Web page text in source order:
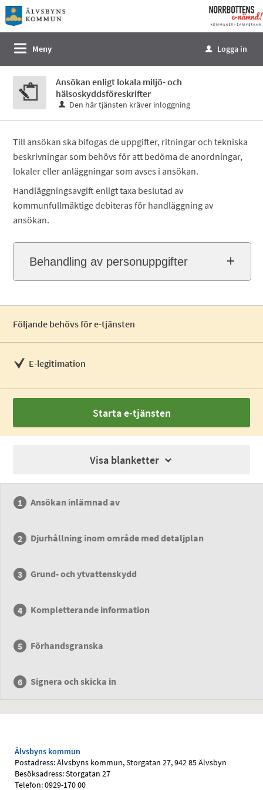
Välkommen
till
tjänster
Norrbottens
enämnd
Meny u Logga in
Ansökan enligt lokala miljö- och
hälsoskyddsföreskrifter
Den här tjänsten kräver inloggning
Till ansökan ska bifogas de uppgifter, ritningar och tekniska
beskrivningar som behövs för att bedöma de anordningar,
lokaler eller anläggningar som avses i ansökan.
Handläggningsavgift enligt taxa beslutad av
kommunfullmäktige debiteras för handläggning av
ansökan.
Behandling av personuppgifter
Följande behövs för e-tjänsten
E-legitimation
Starta e-tjänsten
Visa blanketter
Ansökan inlämnad av
Djurhållning inom område med detaljplan
Grund- och ytvattenskydd
Kompletterande information
Förhandsgranska
Signera och skicka in
Älvsbyns kommun
Postadress: Älvsbyns kommun, Storgatan 27, 942 85 Älvsbyn
Besöksadress: Storgatan 27
Telefon: 0929-170 00